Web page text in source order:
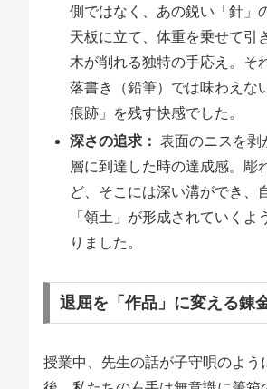
側ではなく、あの鋭い「針」
天板に立て、体重を乗せて引
木が削れる独特の手応え。そ
落書き（鉛筆）では味わえな
痕跡」を残す快感でした。
深さの追求： 表面のニスを剥
層に到達した時の達成感。彫
ど、そこには深い溝ができ、
「領土」が形成されていくよ
りました。
退屈を「作品」に変える錬
授業中、先生の話が子守唄のよう